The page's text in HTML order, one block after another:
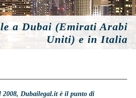
a Dubai (Emirati Arabi
Uniti) e in Italia
2008, Dubailegal.it è il punto di